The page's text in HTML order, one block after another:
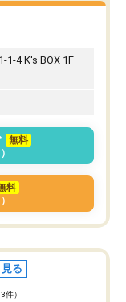
1-4 K's BOX 1F
無料
料
る
3件）